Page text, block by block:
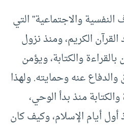
والاجتماعية” التي
الكريم، ومنذ نزول
والكتابة، ويؤمن
والدفاع عنه وحمايته. ولهذا
والكتابة منذ بدأ الوحي،
أيام الإسلام، وكيف كان